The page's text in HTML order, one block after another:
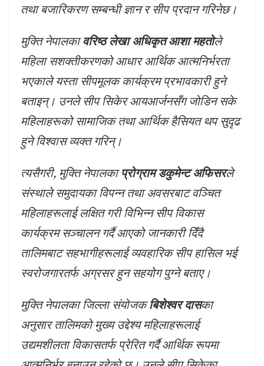
तथा बजारिकरण सम्बन्धी ज्ञान र सीप प्रदान गरिनेछ।
मुक्ति नेपालकावरिष्ठ लेखा अधिकृत आशा महतोले
महिला सशक्तीकरणको आधार आर्थिक आत्मनिर्भरता
भएकाले यस्ता सीपमूलक कार्यक्रम प्रभावकारी हुने
बताइन्। उनले सीप सिकेर आयआर्जनसँग जोडिन सके
महिलाहरूको सामाजिक तथा आर्थिक हैसियत थप सुदृढ
हुने विश्वास व्यक्त गरिन्।
त्यसैगरी, मुक्ति नेपालकाप्रोग्राम डकुमेन्ट अफिसरले
संस्थाले समुदायका विपन्न तथा अवसरबाट वञ्चित
महिलाहरूलाई लक्षित गरी विभिन्न सीप विकास
कार्यक्रम सञ्चालन गर्दै आएको जानकारी दिँदै
तालिमबाट सहभागीहरूलाई व्यवहारिक सीप हासिल भई
स्वरोजगारतर्फ अग्रसर हुन सहयोग पुग्ने बताए।
मुक्ति नेपालका जिल्ला संयोजकबिशेश्वर दासका
अनुसार तालिमको मुख्य उद्देश्य महिलाहरूलाई
उद्यमशीलता विकासतर्फ प्रेरित गर्दै आर्थिक रूपमा